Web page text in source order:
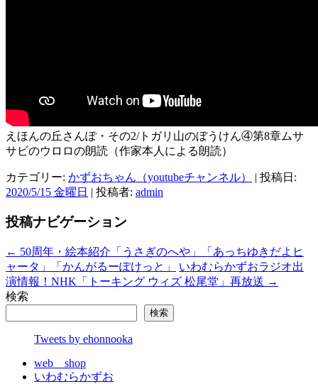
えほんの丘さんぽ・その2/トガリ山のぼうけん④第8章ムサ
サビのウロロの朗読（作家本人による朗読）
カテゴリー: かずおちゃん（youtubeチャンネル）
| 投稿日:
2020/5/15 金曜日 | 投稿者: admin
投稿ナビゲーション
← 50周年・絵本紹介「うさぎのへや」「あっちゆきだよヒ
ャータ」「かんがるーぽけっと」
いわむらかずおラジオ出
演情報！NHK「トーキング ウィズ 松尾堂」再放送 →
検索
検索
Tweets by ehonnooka
web shop
いわむらかずお